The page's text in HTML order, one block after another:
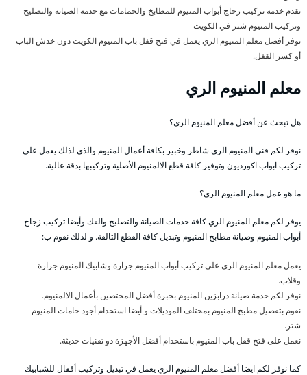
نقدم خدمة تركيب زجاج أبواب المنيوم للمطابخ والحمامات مع خدمة الصيانة والتصليح
وتركيب المنيوم شتر في الكويت
نوفر أفضل معلم المنيوم الري يعمل في فتح قفل باب المنيوم الكويت دون خدش الباب
أو كسر القفل.
معلم المنيوم الري
هل تبحث عن أفضل معلم المنيوم الري؟
نوفر لكم فني المنيوم الري شاطر وخبير بكافة أعمال المنيوم والذي لذلك يعمل على
تركيب ابواب اكورديون وتوفير كافة قطع الالمنيوم الأصلية وتركيبها بدقة عالية.
ما هو عمل معلم المنيوم الري؟
يوفر لكم معلم المنيوم الري كافة خدمات الصيانة والتصليح والفك وأيضا تركيب زجاج
أبواب المنيوم وصيانة مطابخ المنيوم وتبديل كافة القطع التالفة. و لذلك نقوم ب:
يعمل معلم المنيوم الري على تركيب أبواب المنيوم جرارة وشابيك المنيوم جرارة
وقلاب.
نوفر لكم خدمة صيانة درابزين المنيوم بخبرة أفضل المختصين بأعمال الالمنيوم.
نقوم بتفصيل مطبخ المنيوم بمختلف الموديلات و أيضا استخدام أجود خامات المنيوم
شتر.
نعمل على فتح قفل باب المنيوم باستخدام أفضل الأجهزة ذو تقنيات حديثة.
كما نوفر لكم ايضا أفضل معلم المنيوم الري يعمل في تبديل وتركيب أقفال للشبابيك